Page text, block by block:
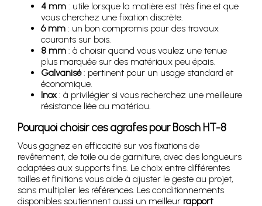
4 mm : utile lorsque la matière est très fine et que
vous cherchez une fixation discrète.
6 mm : un bon compromis pour des travaux
courants sur bois.
8 mm : à choisir quand vous voulez une tenue
plus marquée sur des matériaux peu épais.
Galvanisé: pertinent pour un usage standard et
économique.
Inox: à privilégier si vous recherchez une meilleure
résistance liée au matériau.
Pourquoi choisir ces agrafes pour Bosch HT-8
Vous gagnez en efficacité sur vos fixations de
revêtement, de toile ou de garniture, avec des longueurs
adaptées aux supports fins. Le choix entre différentes
tailles et finitions vous aide à ajuster le geste au projet,
sans multiplier les références. Les conditionnements
disponibles soutiennent aussi un meilleur rapport